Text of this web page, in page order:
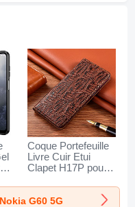
Coque Portefeuille
Livre Cuir Etui
Clapet H17P pour
Marron
G60 5G